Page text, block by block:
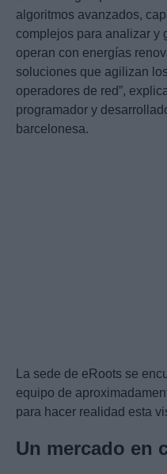
algoritmos avanzados,
complejos para analizar y
operan con energías
soluciones que agilizan
operadores de red”,
programador y
barcelonesa.
La sede de eRoots se
equipo de
para hacer realidad esta
Un mercado en